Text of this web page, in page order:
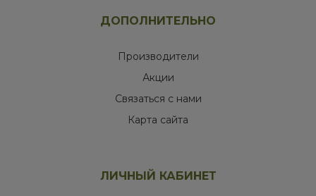
ДОПОЛНИТЕЛЬНО
Производители
Акции
Связаться с нами
Карта сайта
ЛИЧНЫЙ КАБИНЕТ